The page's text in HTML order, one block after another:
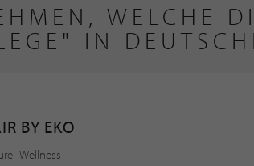
WELCHE
IN
BY EKO
· Wellness